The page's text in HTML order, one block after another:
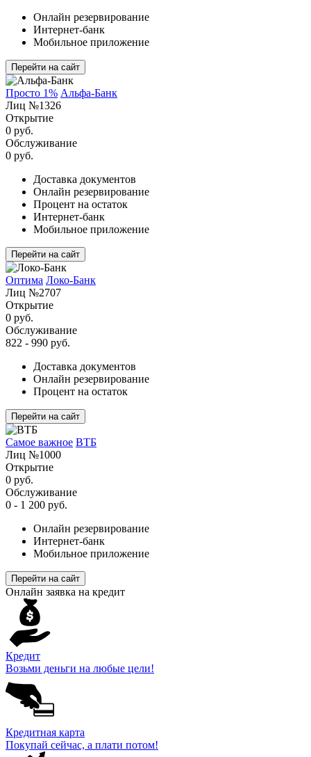
Онлайн резервирование
Интернет-банк
Мобильное приложение
Перейти на сайт
Просто 1% Альфа-Банк
Лиц №1326
Открытие
0 руб.
Обслуживание
0 руб.
Доставка документов
Онлайн резервирование
Процент на остаток
Интернет-банк
Мобильное приложение
Перейти на сайт
Оптима Локо-Банк
Лиц №2707
Открытие
0 руб.
Обслуживание
822 - 990 руб.
Доставка документов
Онлайн резервирование
Процент на остаток
Перейти на сайт
Самое важное ВТБ
Лиц №1000
Открытие
0 руб.
Обслуживание
0 - 1 200 руб.
Онлайн резервирование
Интернет-банк
Мобильное приложение
Перейти на сайт
Онлайн заявка на кредит
Кредит
Возьми деньги на любые цели!
Кредитная карта
Покупай сейчас, а плати потом!